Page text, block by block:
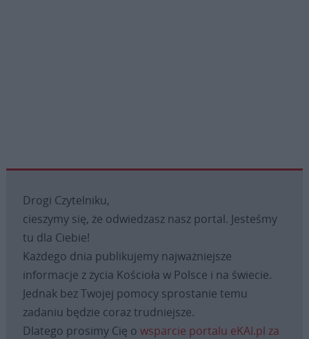
Drogi Czytelniku,
cieszymy się, że odwiedzasz nasz portal. Jesteśmy
tu dla Ciebie!
Każdego dnia publikujemy najważniejsze
informacje z życia Kościoła w Polsce i na świecie.
Jednak bez Twojej pomocy sprostanie temu
zadaniu będzie coraz trudniejsze.
Dlatego prosimy Cię o wsparcie portalu eKAI.pl za